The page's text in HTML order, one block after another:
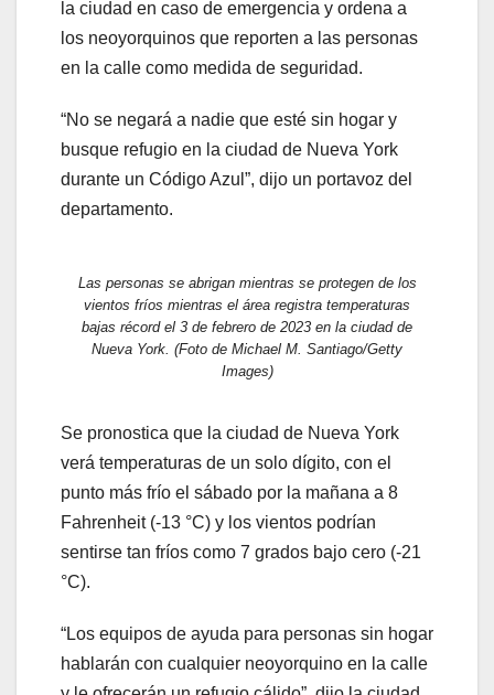
la ciudad en caso de emergencia y ordena a
los neoyorquinos que reporten a las personas
en la calle como medida de seguridad.
“No se negará a nadie que esté sin hogar y
busque refugio en la ciudad de Nueva York
durante un Código Azul”, dijo un portavoz del
departamento.
Las personas se abrigan mientras se protegen de los
vientos fríos mientras el área registra temperaturas
bajas récord el 3 de febrero de 2023 en la ciudad de
Nueva York. (Foto de Michael M. Santiago/Getty
Images)
Se pronostica que la ciudad de Nueva York
verá temperaturas de un solo dígito, con el
punto más frío el sábado por la mañana a 8
Fahrenheit (-13 °C) y los vientos podrían
sentirse tan fríos como 7 grados bajo cero (-21
°C).
“Los equipos de ayuda para personas sin hogar
hablarán con cualquier neoyorquino en la calle